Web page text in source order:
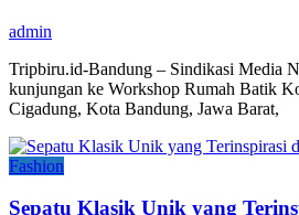
admin
Tripbiru.id-Bandung – Sindikasi Media
kunjungan ke Workshop Rumah Batik
Cigadung, Kota Bandung, Jawa Barat,
Fashion
Sepatu Klasik Unik yang